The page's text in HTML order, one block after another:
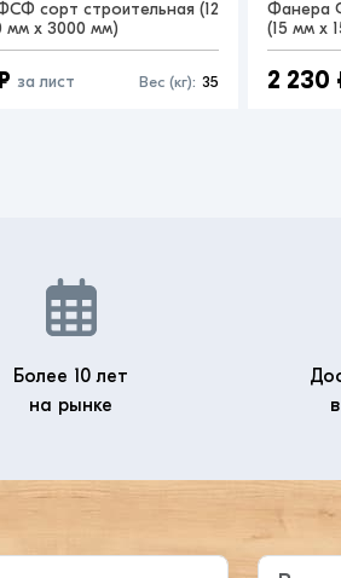
сорт строительная (12
мм x 3000 мм)
за лист Вес (кг): 35
Фанера
(15 мм x
2 230
Более 10 лет
на рынке
имя Ваш